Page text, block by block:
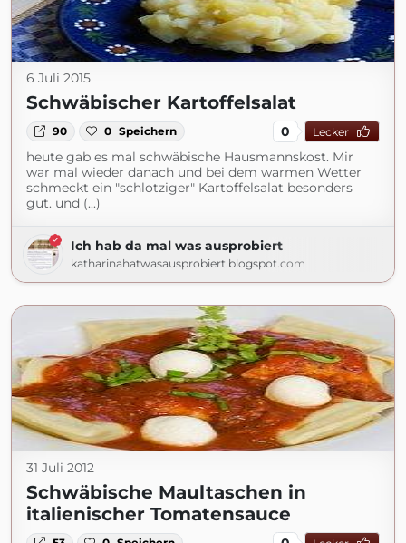
6 Juli 2015
Schwäbischer Kartoffelsalat
90 0 Speichern 0 Lecker
heute gab es mal schwäbische Hausmannskost. Mir
war mal wieder danach und bei dem warmen Wetter
schmeckt ein "schlotziger" Kartoffelsalat besonders
gut. und (...)
Ich hab da mal was ausprobiert
katharinahatwasausprobiert.blogspot.com
31 Juli 2012
Schwäbische Maultaschen in
italienischer Tomatensauce